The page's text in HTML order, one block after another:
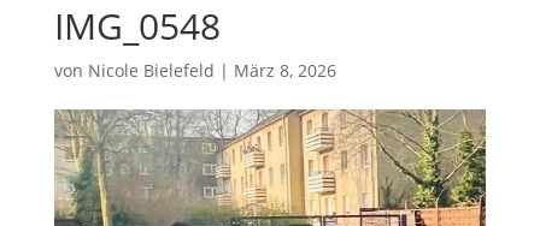
IMG_0548
von Nicole Bielefeld | März 8, 2026